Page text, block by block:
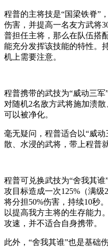
程普的主将技是“国梁铁脊”
伤害，并提高一名友方武将
普担任主将，那么在队伍搭
能充分发挥该技能的特性。
机上需要注意。
程普携带的武技为“威动三军
对随机2名敌方武将施加溃
可以被净化。
毫无疑问，程普适合以“威
散、水浸的武将，带上程普
程普可兑换武技为“舍我其
攻目标造成一次125%（满
将分担50%伤害，持续10秒
以提高我方主将的生存能力
攻速，并不适合自身携带。
此外，“舍我其谁”也是基础